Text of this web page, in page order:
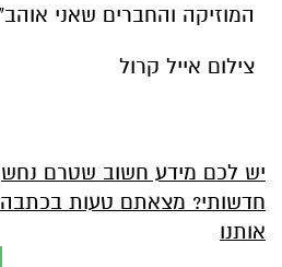
המוזיקה והחברים שאני אוהב"
צילום אייל קרול
יש לכם מידע חשוב שטרם
חדשותי? מצאתם טעות
אותנו